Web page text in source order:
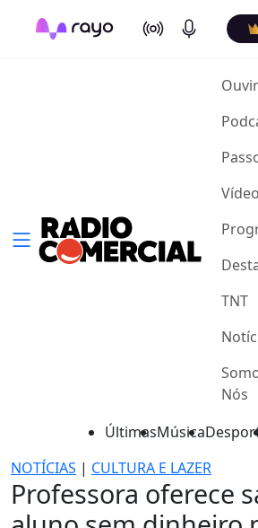
On Air Podcasts
Ouvir
TNT
Nós
ÚltimasMúsica
NOTÍCIAS | CULTURA E LAZER
Professora oferece